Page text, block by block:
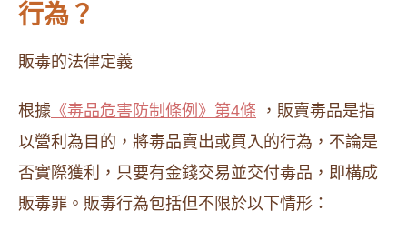
行為？
販毒的法律定義
根據 《毒品危害防制條例》第4條 ，販賣毒品是指
以營利為目的，將毒品賣出或買入的行為，不論是
否實際獲利，只要有金錢交易並交付毒品，即構成
販毒罪。販毒行為包括但不限於以下情形：